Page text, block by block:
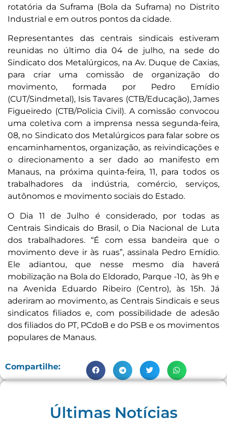
rotatória da Suframa (Bola da Suframa) no Distrito
Industrial e em outros pontos da cidade.
Representantes das centrais sindicais estiveram
reunidas no último dia 04 de julho, na sede do
Sindicato dos Metalúrgicos, na Av. Duque de Caxias,
para criar uma comissão de organização do
movimento, formada por Pedro Emídio
(CUT/Sindmetal), Isis Tavares (CTB/Educação), James
Figueiredo (CTB/Policia Civil). A comissão convocou
uma coletiva com a imprensa nessa segunda-feira,
08, no Sindicato dos Metalúrgicos para falar sobre os
encaminhamentos, organização, as reivindicações e
o direcionamento a ser dado ao manifesto em
Manaus, na próxima quinta-feira, 11, para todos os
trabalhadores da indústria, comércio, serviços,
autônomos e movimento sociais do Estado.
O Dia 11 de Julho é considerado, por todas as
Centrais Sindicais do Brasil, o Dia Nacional de Luta
dos trabalhadores. “É com essa bandeira que o
movimento deve ir às ruas”, assinala Pedro Emídio.
Ele adiantou, que nesse mesmo dia haverá
mobilização na Bola do Eldorado, Parque -10, às 9h e
na Avenida Eduardo Ribeiro (Centro), às 15h. Já
aderiram ao movimento, as Centrais Sindicais e seus
sindicatos filiados e, com possibilidade de adesão
dos filiados do PT, PCdoB e do PSB e os movimentos
populares de Manaus.
Compartilhe:
Últimas Notícias